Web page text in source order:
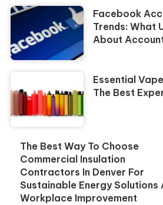
Facebook
Trends: What
About
Essential
The Best
The Best Way To Choose
Commercial Insulation
Contractors In Denver For
Sustainable Energy Solutions
Workplace Improvement